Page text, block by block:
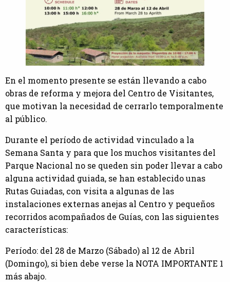
En el momento presente se están llevando a cabo
obras de reforma y mejora del Centro de Visitantes,
que motivan la necesidad de cerrarlo temporalmente
al público.
Durante el período de actividad vinculado a la
Semana Santa y para que los muchos visitantes del
Parque Nacional no se queden sin poder llevar a cabo
alguna actividad guiada, se han establecido unas
Rutas Guiadas, con visita a algunas de las
instalaciones externas anejas al Centro y pequeños
recorridos acompañados de Guías, con las siguientes
características:
Período: del 28 de Marzo (Sábado) al 12 de Abril
(Domingo), si bien debe verse la NOTA IMPORTANTE 1
más abajo.